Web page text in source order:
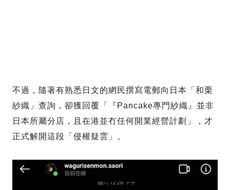
不過，隨著有熟悉日文的網民撰寫電郵向日本「和栗
紗織」查詢，卻獲回覆「『Pancake專門紗織』並非
日本所屬分店，且在港並冇任何開業經營計劃」，才
正式解開這段「侵權疑雲」。